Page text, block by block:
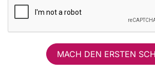
MACH DEN ERSTEN